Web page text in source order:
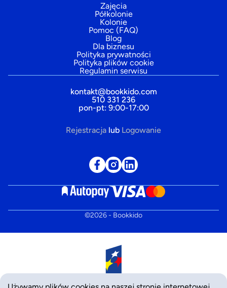
Zajęcia
Półkolonie
Kolonie
Pomoc (FAQ)
Blog
Dla biznesu
Polityka prywatności
Polityka plików cookie
Regulamin serwisu
kontakt@bookkido.com
510 331 236
pon-pt: 9:00-17:00
Rejestracja lub Logowanie
©2026- Bookkido